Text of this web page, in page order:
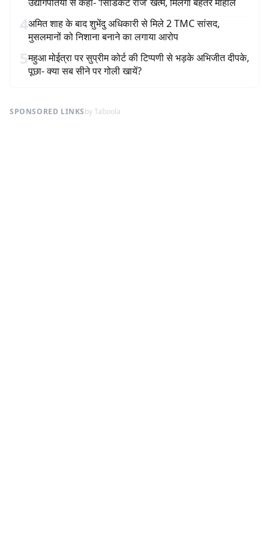
4अमित शाह के बाद शुभेंदु अधिकारी से मिले 2 TMC सांसद,
मुसलमानों को निशाना बनाने का लगाया आरोप
5महुआ मोईत्रा पर सुप्रीम कोर्ट की टिप्पणी से भड़के अभिजीत दीपके,
पूछा- क्या सब सीने पर गोली खायें?
SPONSORED LINKSby Taboola